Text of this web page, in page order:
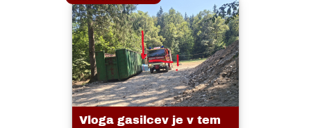
Vloga gasilcev je v tem